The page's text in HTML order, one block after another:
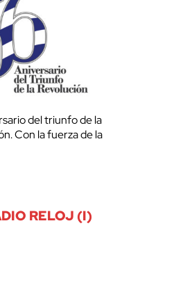
del triunfo de la
Con la fuerza de la
RELOJ (I)